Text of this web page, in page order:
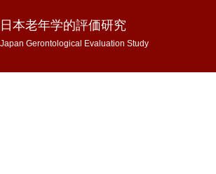
日本老年学的評価研究
Japan Gerontological Evaluation Study